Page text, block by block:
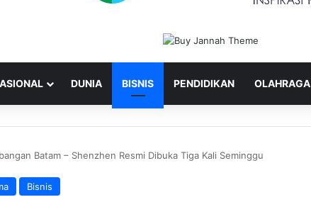
DUNIA BISNIS PENDIDIKAN OLAHRAGA
Batam – Shenzhen Resmi Dibuka Tiga Kali Seminggu
Bisnis